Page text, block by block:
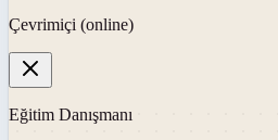
Çevrimiçi (online)
Eğitim Danışmanı